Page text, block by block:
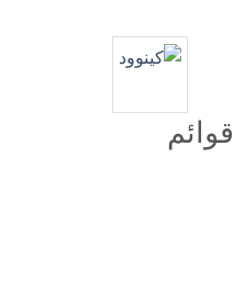
شواية بقوة 1200 واط، شاشة رقمية، 7 قوائم